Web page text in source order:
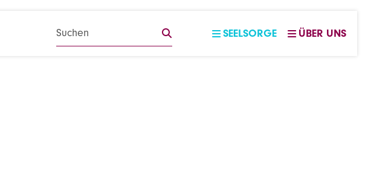
SUCHBEGRIFF SUCHESEELSORGE ÜBER UNS